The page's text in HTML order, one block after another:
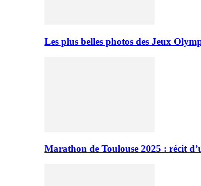
Les plus belles photos des Jeux
Marathon de Toulouse 2025 : récit